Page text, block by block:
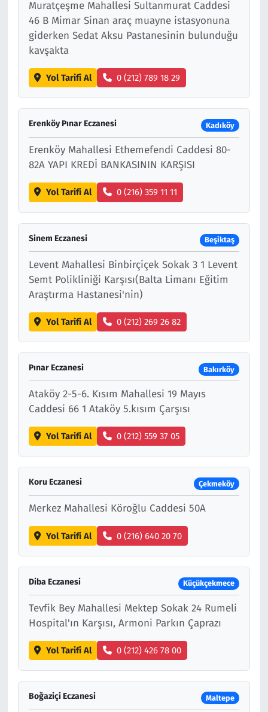
Muratçeşme Mahallesi Sultanmurat Caddesi
46 B Mimar Sinan araç muayne istasyonuna
giderken Sedat Aksu Pastanesinin bulunduğu
kavşakta
Yol Tarifi Al 0 (212) 789 18 29
Erenköy Pınar Eczanesi Kadıköy
Erenköy Mahallesi Ethemefendi Caddesi 80-
82A YAPI KREDİ BANKASININ KARŞISI
Yol Tarifi Al 0 (216) 359 11 11
Sinem Eczanesi Beşiktaş
Levent Mahallesi Binbirçiçek Sokak 3 1 Levent
Semt Polikliniği Karşısı(Balta Limanı Eğitim
Araştırma Hastanesi'nin)
Yol Tarifi Al 0 (212) 269 26 82
Pınar Eczanesi Bakırköy
Ataköy 2-5-6. Kısım Mahallesi 19 Mayıs
Caddesi 66 1 Ataköy 5.kısım Çarşısı
Yol Tarifi Al 0 (212) 559 37 05
Koru Eczanesi Çekmeköy
Merkez Mahallesi Köroğlu Caddesi 50A
Yol Tarifi Al 0 (216) 640 20 70
Diba Eczanesi Küçükçekmece
Tevfik Bey Mahallesi Mektep Sokak 24 Rumeli
Hospital'ın Karşısı, Armoni Parkın Çaprazı
Yol Tarifi Al 0 (212) 426 78 00
Boğaziçi Eczanesi Maltepe